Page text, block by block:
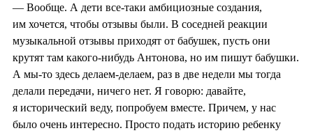
— Вообще. А дети все-таки амбициозные создания,
им хочется, чтобы отзывы были. В соседней реакции
музыкальной отзывы приходят от бабушек, пусть они
крутят там какого-нибудь Антонова, но им пишут бабушки.
А мы-то здесь делаем-делаем, раз в две недели мы тогда
делали передачи, ничего нет. Я говорю: давайте,
я исторический веду, попробуем вместе. Причем, у нас
было очень интересно. Просто подать историю ребенку